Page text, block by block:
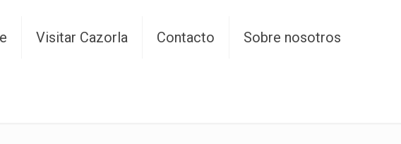
Visitar Cazorla Contacto Sobre nosotros